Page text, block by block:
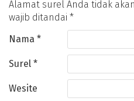
Alamat surel Anda tidak
wajib ditandai *
Nama *
Surel *
Wesite